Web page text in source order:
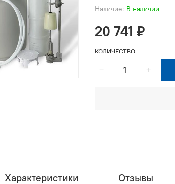
Наличие: В наличии
20 741 ₽
КОЛИЧЕСТВО
Характеристики Отзывы